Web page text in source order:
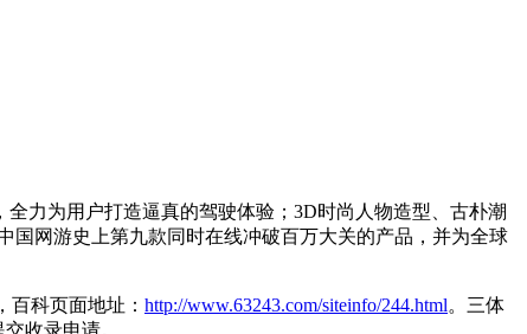
力为用户打造逼真的驾驶体验；3D时尚人物造型、古朴潮
国网游史上第九款同时在线冲破百万大关的产品，并为全球
百科页面地址： http://www.63243.com/siteinfo/244.html。三体
收录申请。